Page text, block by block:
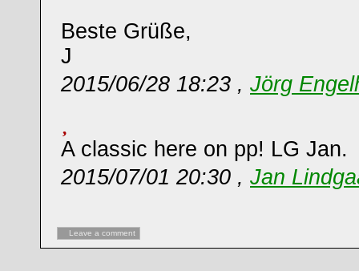
Beste Grüße,
J
2015/06/28 18:23 , Jörg
A classic here on pp! LG Jan.
2015/07/01 20:30 , Jan
Leave a comment